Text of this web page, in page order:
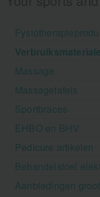
Massage
Massagetafels
Sportbraces
EHBO en BHV
Pedicure artikelen
Behandelstoel
Aanbiedingen